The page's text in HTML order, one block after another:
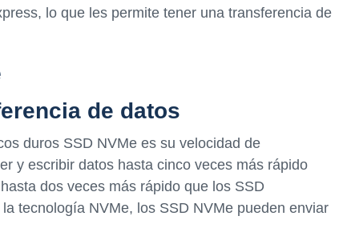
lo que les permite tener una transferencia de
de datos
duros SSD NVMe es su velocidad de
y escribir datos hasta cinco veces más rápido
dos veces más rápido que los SSD
tecnología NVMe, los SSD NVMe pueden enviar